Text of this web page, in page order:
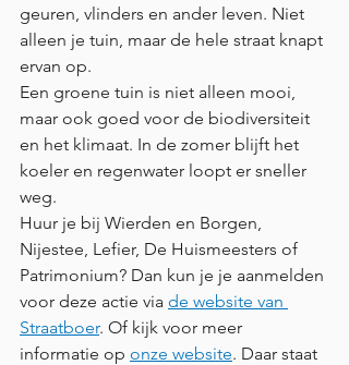
geuren, vlinders en ander leven. Niet
alleen je tuin, maar de hele straat knapt
ervan op.
Een groene tuin is niet alleen mooi,
maar ook goed voor de biodiversiteit
en het klimaat. In de zomer blijft het
koeler en regenwater loopt er sneller
weg.
Huur je bij Wierden en Borgen,
Nijestee, Lefier, De Huismeesters of
Patrimonium? Dan kun je je aanmelden
voor deze actie via de website van
Straatboer. Of kijk voor meer
informatie op onze website. Daar staat